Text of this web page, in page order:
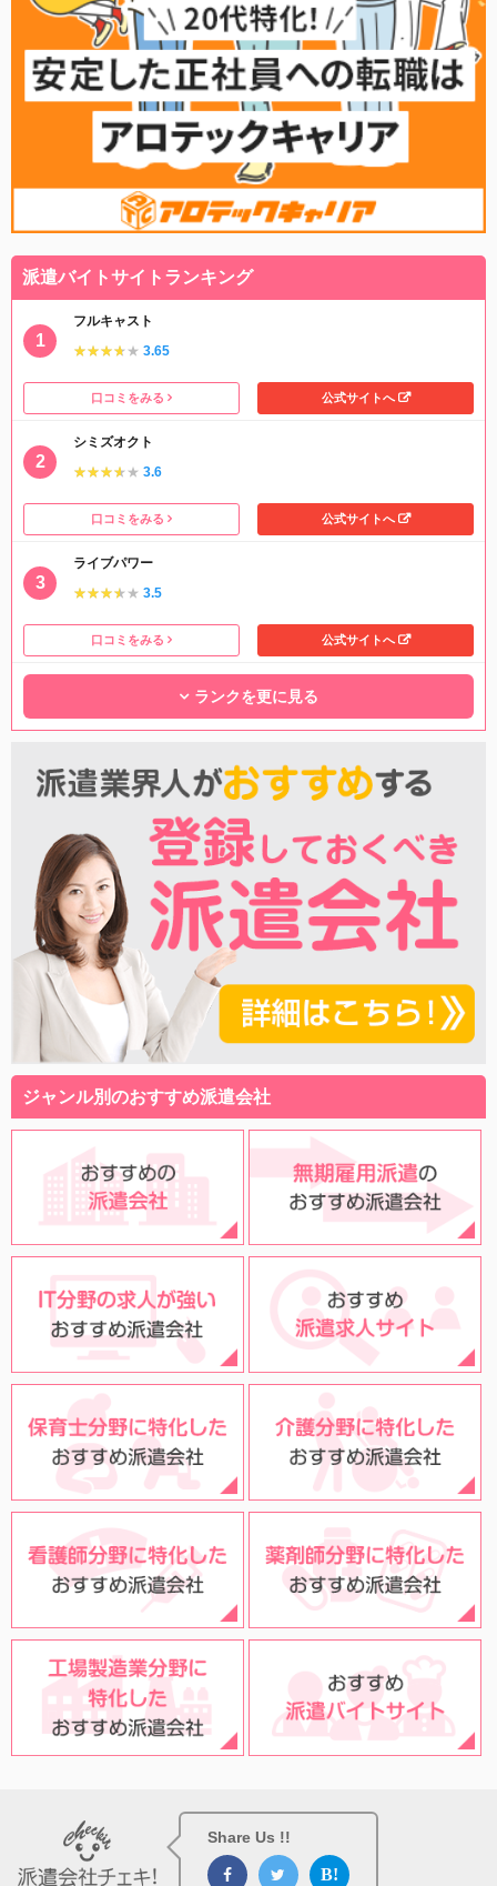
派遣バイトサイトランキング
フルキャスト
★★★★★
★★★★★ 3.65
口コミをみる 公式サイトへ
シミズオクト
★★★★★
★★★★★ 3.6
口コミをみる 公式サイトへ
ライブパワー
★★★★★
★★★★★ 3.5
口コミをみる 公式サイトへ
ランクを更に見る
ジャンル別のおすすめ派遣会社
Share Us !!